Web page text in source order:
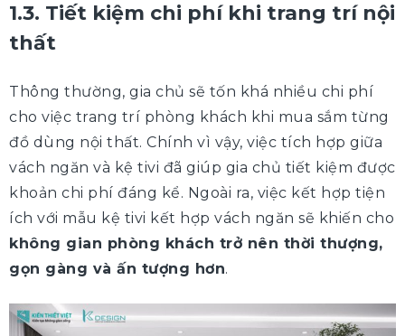
1.3. Tiết kiệm chi phí khi trang trí nội
thất
Thông thường, gia chủ sẽ tốn khá nhiều chi phí
cho việc trang trí phòng khách khi mua sắm từng
đồ dùng nội thất. Chính vì vậy, việc tích hợp giữa
vách ngăn và kệ tivi đã giúp gia chủ tiết kiệm được
khoản chi phí đáng kể. Ngoài ra, việc kết hợp tiện
ích với mẫu kệ tivi kết hợp vách ngăn sẽ khiến cho
không gian phòng khách trở nên thời thượng,
gọn gàng và ấn tượng hơn.